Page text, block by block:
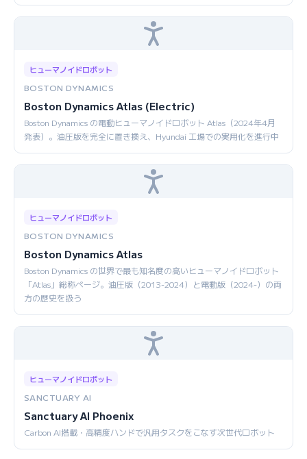
ヒューマノイドロボット
BOSTON DYNAMICS
Boston Dynamics Atlas (Electric)
Boston Dynamics の電動ヒューマノイドロボット Atlas（2024年4月
発表）。油圧版を完全に置き換え、Hyundai 工場での実用化を進行中
ヒューマノイドロボット
BOSTON DYNAMICS
Boston Dynamics Atlas
Boston Dynamics の世界で最も知名度の高いヒューマノイドロボット
「Atlas」総称ページ。油圧版（2013-2024）と電動版（2024-）の両
方の歴史を扱う
ヒューマノイドロボット
SANCTUARY AI
Sanctuary AI Phoenix
Carbon AI搭載・高精度ハンドで汎用タスクをこなす次世代ロボット